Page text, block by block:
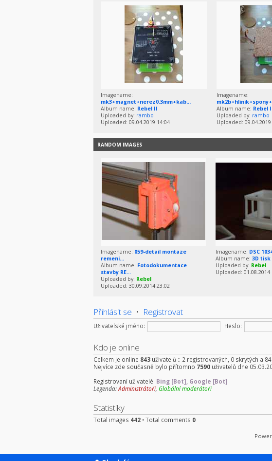
Imagename:
mk3+magnet+nerez0.3mm+kab...
Album name: Rebel II
Uploaded by: rambo
Uploaded: 09.04.2019 14:04
Imagename:
Album name: Rebel
Uploaded by: rambo
Uploaded: 09.04.2019
RANDOM IMAGES
Imagename: 059-detail montaze
remeni...
Album name: Fotodokumentace
stavby RE...
Uploaded by: Rebel
Uploaded: 30.09.2014 23:02
Imagename: DSC
Album name: 3D tisk
Uploaded by: Rebel
Uploaded: 01.08.2014
Přihlásit se • Registrovat
Uživatelské jméno: Heslo:
Kdo je online
Celkem je online 843 uživatelů :: 2 registrovaných, 0 skrytých a
Nejvíce zde současně bylo přítomno 7590 uživatelů dne
Registrovaní uživatelé: Bing [Bot] Google [Bot]
Legenda:Administrátoři Globální moderátoři
Statistiky
Total images 442 • Total comments 0